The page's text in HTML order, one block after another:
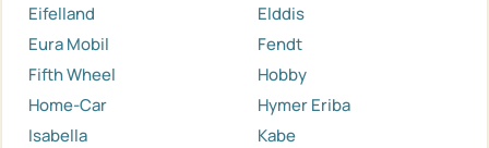
Eifelland
Elddis
Eura Mobil
Fendt
Fifth Wheel
Hobby
Home-Car
Hymer Eriba
Isabella
Kabe